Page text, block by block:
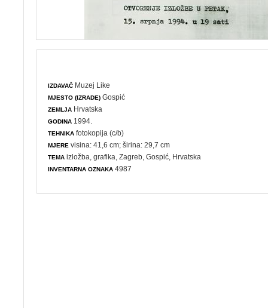
IZDAVAČ Muzej Like
MJESTO (IZRADE) Gospić
ZEMLJA Hrvatska
GODINA 1994.
TEHNIKA fotokopija (c/b)
MJERE visina: 41,6 cm; širina: 29,7 cm
TEMA izložba ,grafika , Zagreb, Gospić, Hrvatska
INVENTARNA OZNAKA 4987